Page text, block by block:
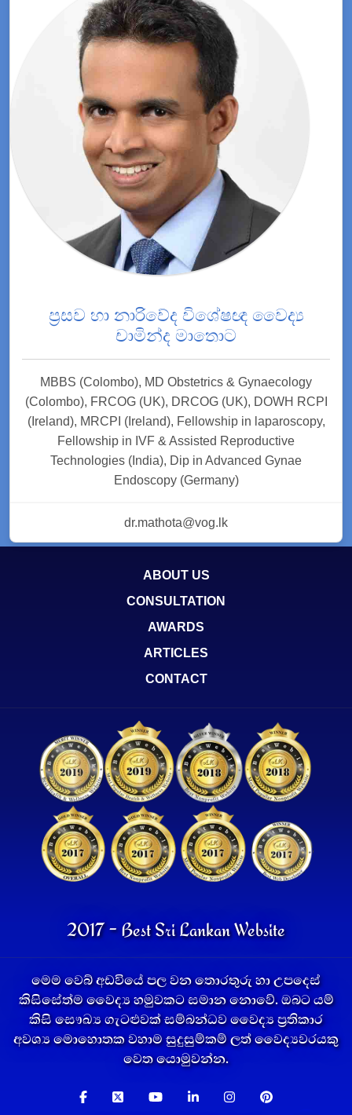
ප්‍රසව හා නාරිවේද විශේෂඥ වෛද්‍ය
චාමින්ද මාතොට
MBBS (Colombo), MD Obstetrics & Gynaecology
(Colombo), FRCOG (UK), DRCOG (UK), DOWH RCPI
(Ireland), MRCPI (Ireland), Fellowship in laparoscopy,
Fellowship in IVF & Assisted Reproductive
Technologies (India), Dip in Advanced Gynae
Endoscopy (Germany)
dr.mathota@vog.lk
ABOUT US
CONSULTATION
AWARDS
ARTICLES
CONTACT
2017 - Best Sri Lankan Website
මෙම වෙබ් අඩවියේ පල වන තොරතුරු හා උපදෙස්
කිසිසේත්ම වෛද්‍ය හමුවකට සමාන නොවේ. ඔබට යම්
කිසි සෞඛ්‍ය ගැටළුවක් සම්බන්ධව වෛද්‍ය ප්‍රතිකාර
අවශ්‍ය මොහොතක වහාම සුදුසුම්කම් ලත් වෛද්‍යවරයකු
වෙත යොමුවන්න.